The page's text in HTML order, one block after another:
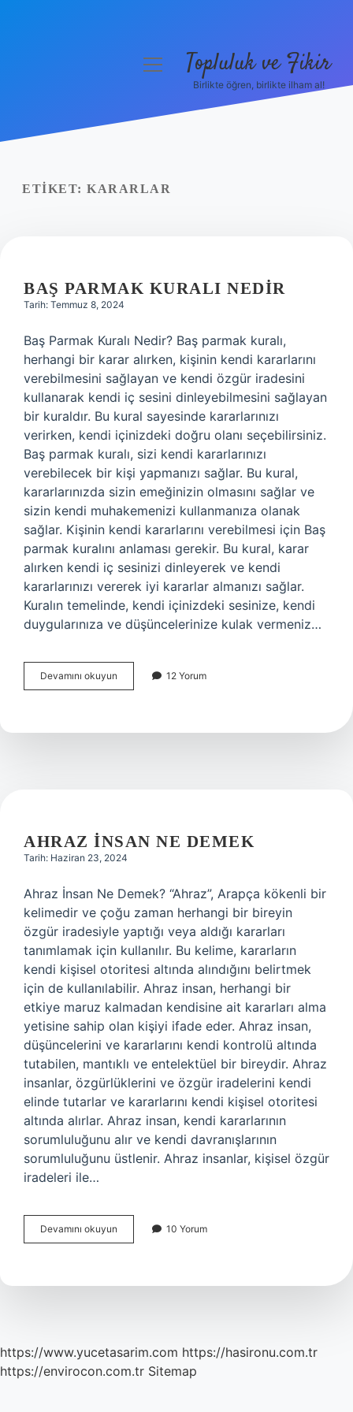
Yasal Uyarı
menüyüTopluluk ve Fikir
Birlikte öğren, birlikte ilham al!
ETIKET: KARARLAR
BAŞ PARMAK KURALI NEDIR
Tarih: Temmuz 8, 2024
Baş Parmak Kuralı Nedir? Baş parmak kuralı,
herhangi bir karar alırken, kişinin kendi kararlarını
verebilmesini sağlayan ve kendi özgür iradesini
kullanarak kendi iç sesini dinleyebilmesini sağlayan
bir kuraldır. Bu kural sayesinde kararlarınızı
verirken, kendi içinizdeki doğru olanı seçebilirsiniz.
Baş parmak kuralı, sizi kendi kararlarınızı
verebilecek bir kişi yapmanızı sağlar. Bu kural,
kararlarınızda sizin emeğinizin olmasını sağlar ve
sizin kendi muhakemenizi kullanmanıza olanak
sağlar. Kişinin kendi kararlarını verebilmesi için Baş
parmak kuralını anlaması gerekir. Bu kural, karar
alırken kendi iç sesinizi dinleyerek ve kendi
kararlarınızı vererek iyi kararlar almanızı sağlar.
Kuralın temelinde, kendi içinizdeki sesinize, kendi
duygularınıza ve düşüncelerinize kulak vermeniz…
Devamını okuyun
parmak
12 Yorum
AHRAZ INSAN NE DEMEK
Tarih: Haziran 23, 2024
Ahraz İnsan Ne Demek? “Ahraz”, Arapça kökenli bir
kelimedir ve çoğu zaman herhangi bir bireyin
özgür iradesiyle yaptığı veya aldığı kararları
tanımlamak için kullanılır. Bu kelime, kararların
kendi kişisel otoritesi altında alındığını belirtmek
için de kullanılabilir. Ahraz insan, herhangi bir
etkiye maruz kalmadan kendisine ait kararları alma
yetisine sahip olan kişiyi ifade eder. Ahraz insan,
düşüncelerini ve kararlarını kendi kontrolü altında
tutabilen, mantıklı ve entelektüel bir bireydir. Ahraz
insanlar, özgürlüklerini ve özgür iradelerini kendi
elinde tutarlar ve kararlarını kendi kişisel otoritesi
altında alırlar. Ahraz insan, kendi kararlarının
sorumluluğunu alır ve kendi davranışlarının
sorumluluğunu üstlenir. Ahraz insanlar, kişisel özgür
iradeleri ile…
Devamını okuyun
insan
10 Yorum
https://www.yucetasarim.com https://hasironu.com.tr
https://envirocon.com.tr Sitemap